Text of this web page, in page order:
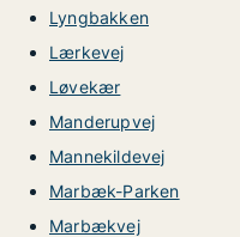
Lyngbakken
Lærkevej
Løvekær
Manderupvej
Mannekildevej
Marbæk-Parken
Marbækvej